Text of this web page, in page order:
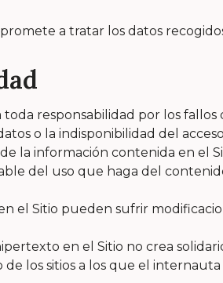
a tratar los datos
toda responsabilidad por los
o la indisponibilidad del
la información contenida en el
del uso que haga del
el Sitio pueden sufrir
en el Sitio no crea
los sitios a los que el